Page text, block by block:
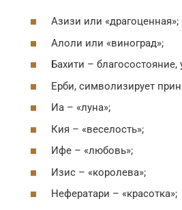
Азизи или «драгоценная»;
Алоли или «виноград»;
Бахити –
Ерби, символизирует
Иа – «луна»;
Кия – «веселость»;
Ифе – «любовь»;
Изис – «королева»;
Нефератари – «красотка»;